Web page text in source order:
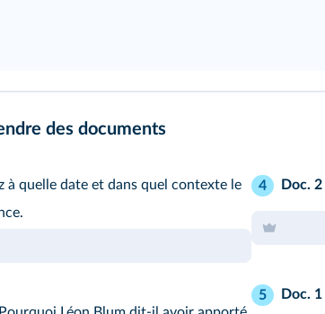
des documents
à quelle date et dans quel contexte le
4 Doc. 2
5 Doc. 1